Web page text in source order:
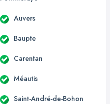
Auvers
Baupte
Carentan
Méautis
Saint-André-de-Bohon